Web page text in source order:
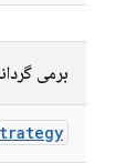
برمی